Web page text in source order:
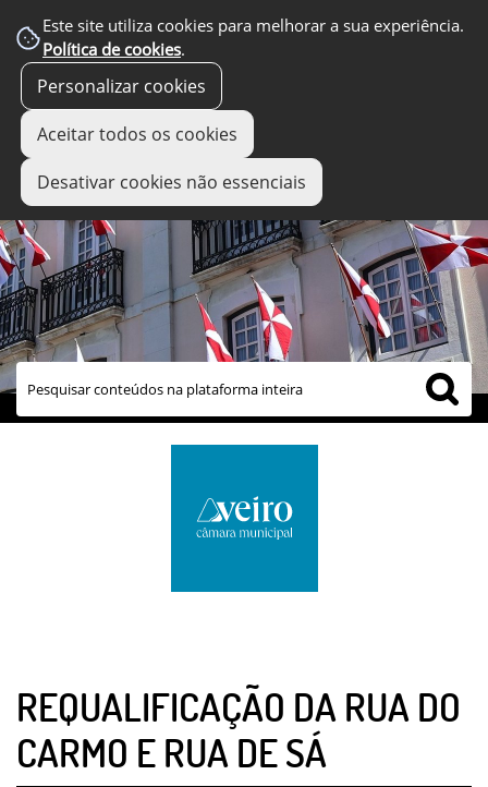
Este site utiliza cookies para melhorar a sua experiência.
Política de cookies.
Personalizar cookies
Aceitar todos os cookies
Desativar cookies não essenciais
links úteis
REQUALIFICAÇÃO DA RUA DO
CARMO E RUA DE SÁ